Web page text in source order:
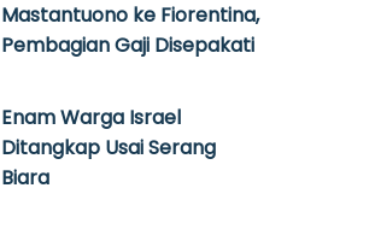
Mastantuono ke Fiorentina,
Pembagian Gaji Disepakati
Enam Warga Israel
Ditangkap Usai Serang
Biara